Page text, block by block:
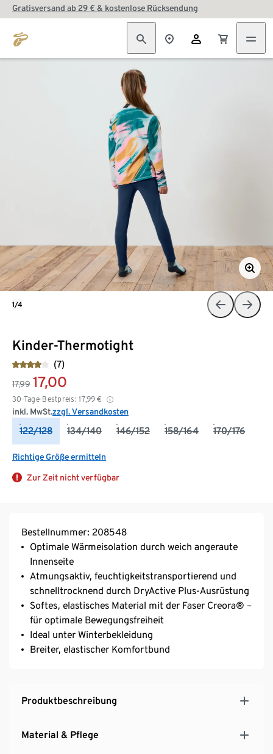
Gratisversand ab 29 € & kostenlose Rücksendung
Kinder-Thermotight
(7)
17,99 17,00
30-Tage-Bestpreis: 17,99 €
inkl. MwSt.zzgl. Versandkosten
122/128 134/140 146/152 158/164 170/176
Richtige Größe ermitteln
Zur Zeit nicht verfügbar
1/4
Bestellnummer: 208548
Optimale Wärmeisolation durch weich angeraute
Innenseite
Atmungsaktiv, feuchtigkeitstransportierend und
schnelltrocknend durch DryActive Plus-Ausrüstung
Softes, elastisches Material mit der Faser Creora® –
für optimale Bewegungsfreiheit
Ideal unter Winterbekleidung
Breiter, elastischer Komfortbund
Produktbeschreibung
Material & Pflege